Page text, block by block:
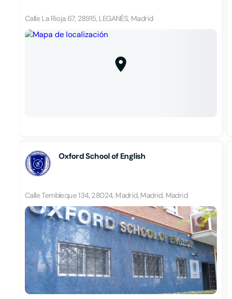
Calle La Rioja 67, 28915, LEGANÉS, Madrid
Oxford School of English
Calle Tembleque 134, 28024, Madrid, Madrid, Madrid